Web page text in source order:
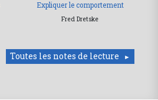
Expliquer le comportement
Fred Dretske
Toutes les notes de lecture